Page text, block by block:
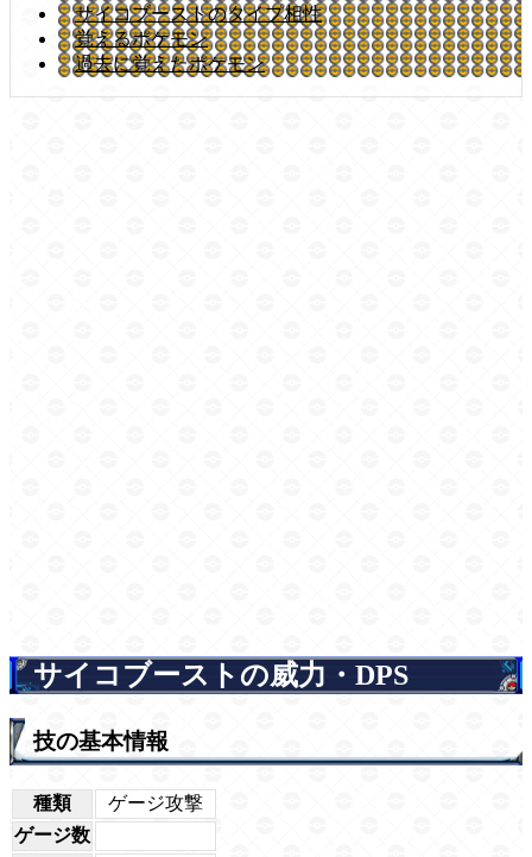
サイコブーストのタイプ相性
覚えるポケモン
過去に覚えたポケモン
サイコブーストの威力・DPS
技の基本情報
種類
ゲージ攻撃
ゲージ数